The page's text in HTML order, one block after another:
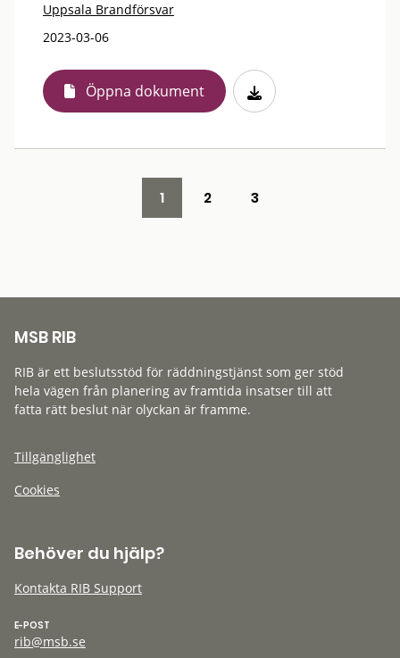
Uppsala Brandförsvar
2023-03-06
Öppna dokument
1 2 3
MSB RIB
RIB är ett beslutsstöd för räddningstjänst som ger stöd
hela vägen från planering av framtida insatser till att
fatta rätt beslut när olyckan är framme.
Tillgänglighet
Cookies
Behöver du hjälp?
Kontakta RIB Support
E-POST
rib@msb.se